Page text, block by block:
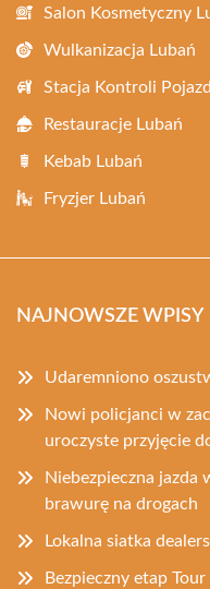
Salon Kosmetyczny
Wulkanizacja Lubań
Stacja Kontroli
Restauracje Lubań
Kebab Lubań
Fryzjer Lubań
NAJNOWSZE WPISY
Udaremniono
Nowi policjanci w
uroczyste przyjęcie
Niebezpieczna jazda
brawurę na drogach
Lokalna siatka
Bezpieczny etap